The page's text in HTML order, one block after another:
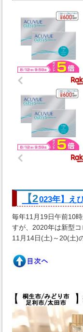
【2023年】え
毎年11月19日午前10
すが、2020年は新型
11月14日(土)～20(土)